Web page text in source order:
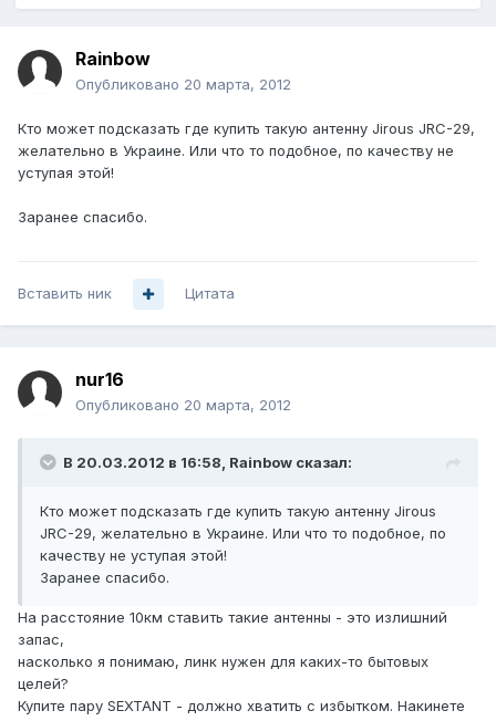
Rainbow
Опубликовано 20 марта, 2012
Кто может подсказать где купить такую антенну Jirous JRC-29,
желательно в Украине. Или что то подобное, по качеству не
уступая этой!
Заранее спасибо.
Вставить ник Цитата
nur16
Опубликовано 20 марта, 2012
В 20.03.2012 в 16:58, Rainbow сказал:
Кто может подсказать где купить такую антенну Jirous
JRC-29, желательно в Украине. Или что то подобное, по
качеству не уступая этой!
Заранее спасибо.
На расстояние 10км ставить такие антенны - это излишний
запас,
насколько я понимаю, линк нужен для каких-то бытовых
целей?
Купите пару SEXTANT - должно хватить с избытком. Накинете